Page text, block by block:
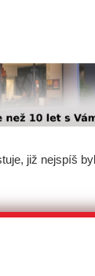
již nejspíš